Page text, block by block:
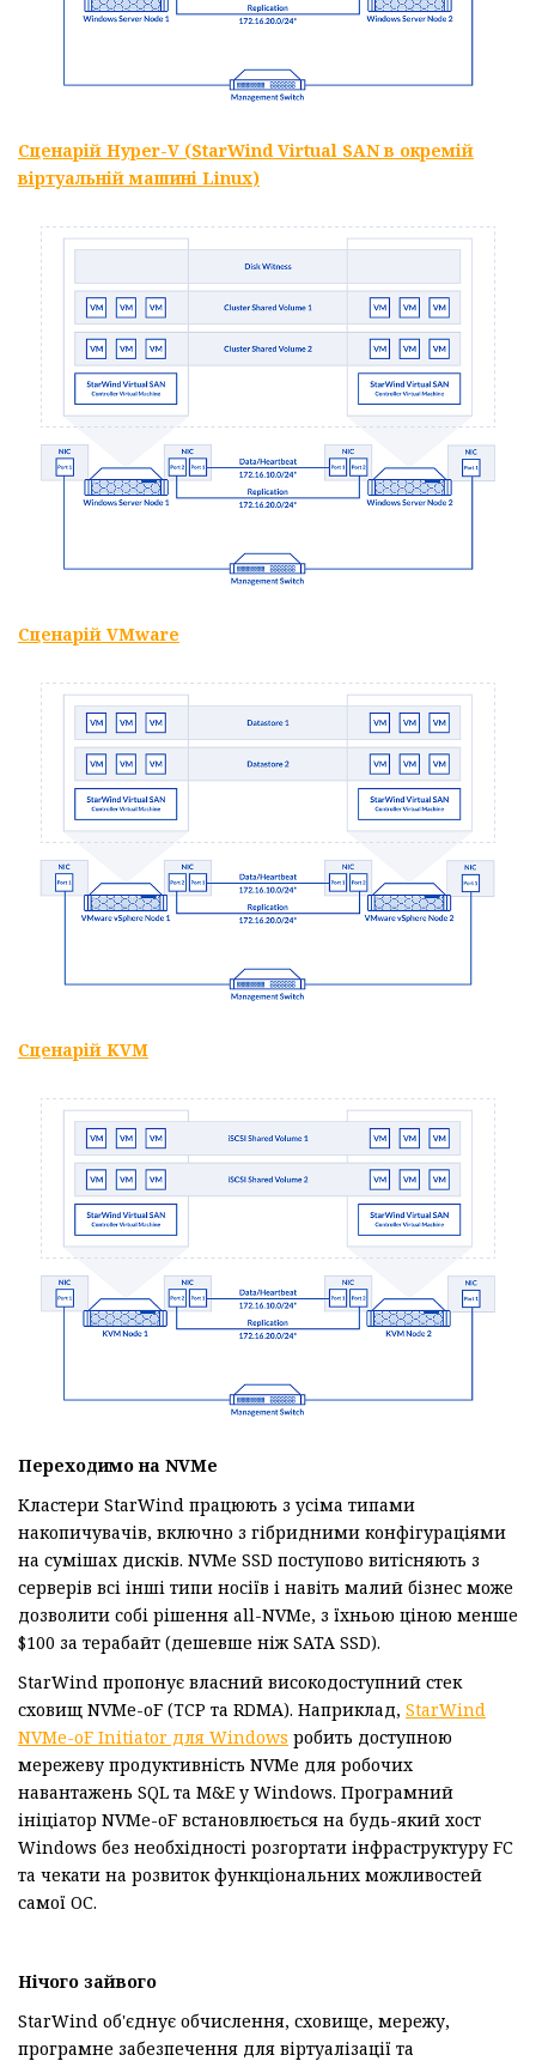
Сценарій Hyper-V (StarWind Virtual SAN в окремій
віртуальній машині Linux)
Сценарій VMware
Сценарій KVM
Переходимона NVMe
Кластери StarWind працюють з усіма типами
накопичувачів, включно з гібридними конфігураціями
на сумішах дисків. NVMe SSD поступово витісняють з
серверів всі інші типи носіїв і навіть малий бізнес може
дозволити собі рішення all-NVMe, з їхньою ціною менше
$100 за терабайт (дешевше ніж SATA SSD).
StarWind пропонує власний високодоступний стек
сховищ NVMe-oF (TCP та RDMA). Наприклад, StarWind
NVMe-oF Initiator для Windows робить доступною
мережеву продуктивність NVMe для робочих
навантажень SQL та M&E у Windows. Програмний
ініціатор NVMe-oF встановлюється на будь-який хост
Windows без необхідності розгортати інфраструктуру FC
та чекати на розвиток функціональних можливостей
самої ОС.
Нічого зайвого
StarWind об'єднує обчислення, сховище, мережу,
програмне забезпечення для віртуалізації та